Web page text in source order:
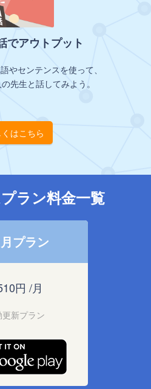
でアウトプット
やセンテンスを使って、
先生と話してみよう。
はこちら
ラン料金一覧
プラン
円 /月
更新プラン